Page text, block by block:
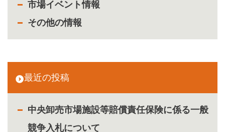
市場イベント情報
その他の情報
最近の投稿
中央卸売市場施設等賠償責任保険に係る一般
競争入札について